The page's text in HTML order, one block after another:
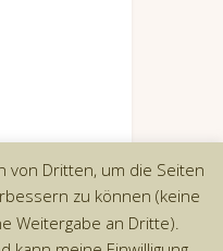
von Dritten, um die Seiten
zu können (keine
Weitergabe an Dritte).